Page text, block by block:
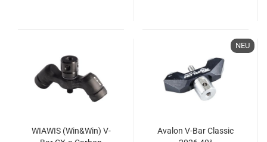
WIAWIS (Win&Win) V-
NEU
Avalon V-Bar Classic